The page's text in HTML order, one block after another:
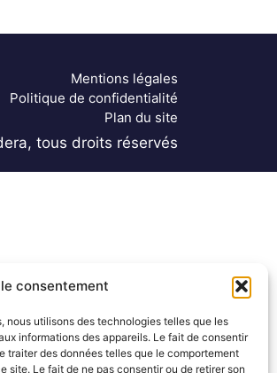
consentement
nous utilisons des technologies telles que les
informations des appareils. Le fait de consentir
traiter des données telles que le comportement
site. Le fait de ne pas consentir ou de retirer son
Mentions légales
Politique de confidentialité
Plan du site
tous droits réservés